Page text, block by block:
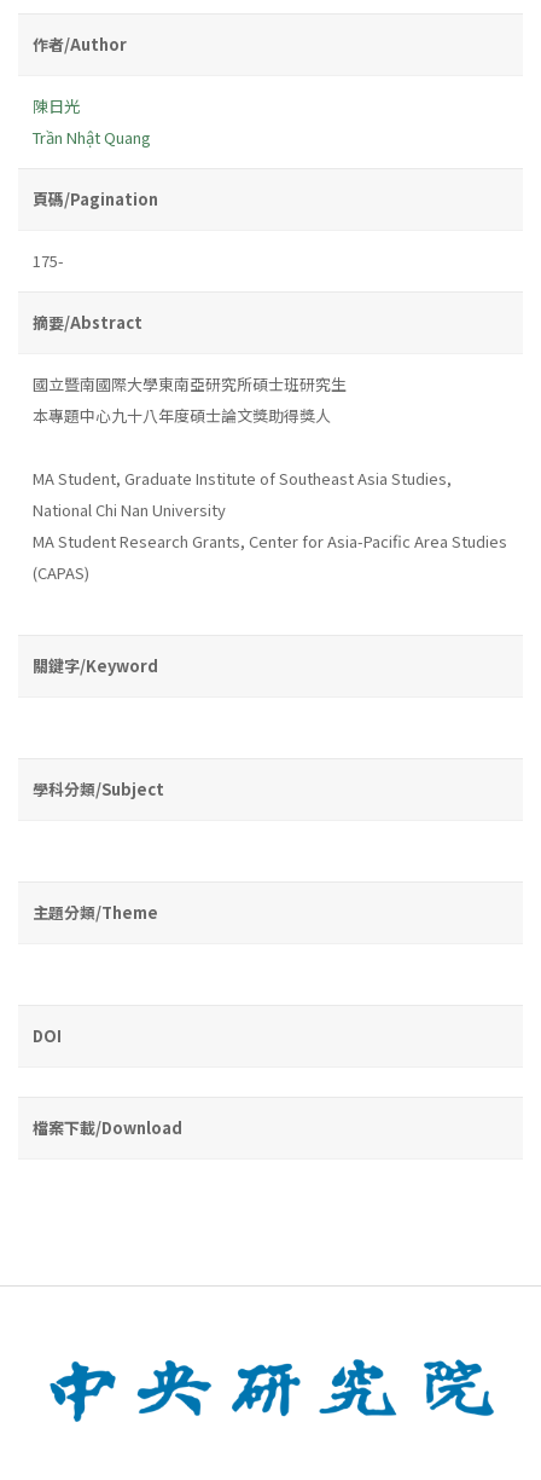
作者/Author
陳日光
Trần Nhật Quang
頁碼/Pagination
175-
摘要/Abstract
國立暨南國際大學東南亞研究所碩士班研究生
本專題中心九十八年度碩士論文獎助得獎人
MA Student, Graduate Institute of Southeast Asia Studies,
National Chi Nan University
MA Student Research Grants, Center for Asia-Pacific Area Studies
(CAPAS)
關鍵字/Keyword
學科分類/Subject
主題分類/Theme
DOI
檔案下載/Download